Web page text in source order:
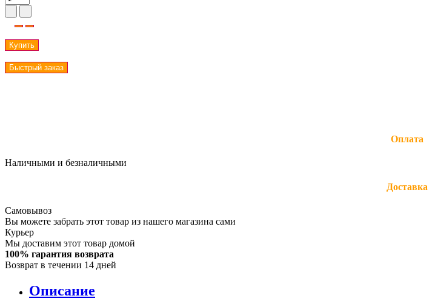
Купить
Быстрый заказ
Оплата
Наличными и безналичными
Доставка
Самовывоз
Вы можете забрать этот товар из нашего магазина сами
Курьер
Мы доставим этот товар домой
100% гарантия возврата
Возврат в течении 14 дней
Описание